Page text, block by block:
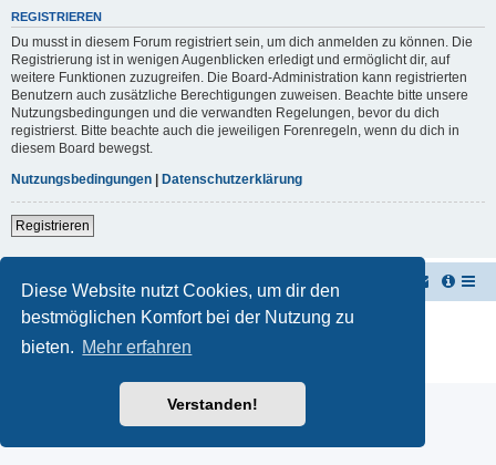
Diese Website nutzt Cookies, um dir den
bestmöglichen Komfort bei der Nutzung zu
bieten. Mehr erfahren
Verstanden!
REGISTRIEREN
Du musst in diesem Forum registriert sein, um dich anmelden zu können. Die
Registrierung ist in wenigen Augenblicken erledigt und ermöglicht dir, auf
weitere Funktionen zuzugreifen. Die Board-Administration kann registrierten
Benutzern auch zusätzliche Berechtigungen zuweisen. Beachte bitte unsere
Nutzungsbedingungen und die verwandten Regelungen, bevor du dich
registrierst. Bitte beachte auch die jeweiligen Forenregeln, wenn du dich in
diesem Board bewegst.
Nutzungsbedingungen
Datenschutzerklärung
Registrieren
TUK TUK Thailand Reisetipps Foren-Übersicht
Powered byphpBB ® Forum Software © phpBB Limited
Deutsche Übersetzung durch